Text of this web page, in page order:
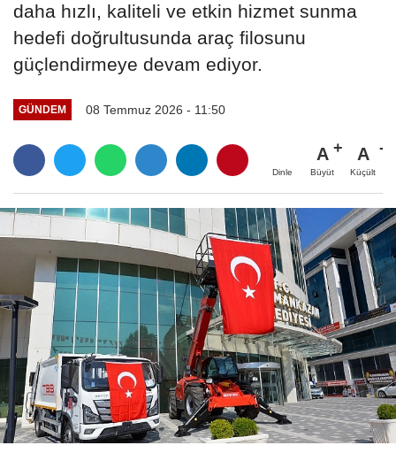
daha hızlı, kaliteli ve etkin hizmet sunma
hedefi doğrultusunda araç filosunu
güçlendirmeye devam ediyor.
GÜNDEM 08 Temmuz 2026 - 11:50
Dinle
A
Büyüt
A
Küçült